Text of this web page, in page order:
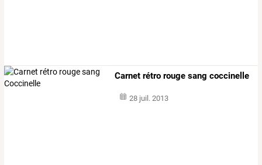
Carnet rétro rouge sang coccinelle
28 juil. 2013